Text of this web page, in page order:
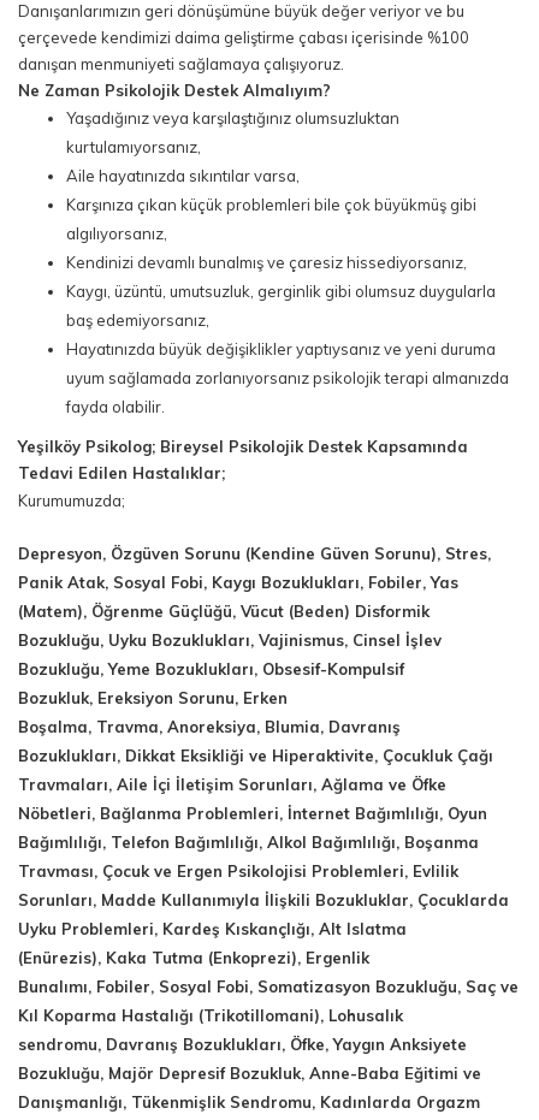
Danışanlarımızın geri dönüşümüne büyük değer veriyor ve bu
çerçevede kendimizi daima geliştirme çabası içerisinde %100
danışan menmuniyeti sağlamaya çalışıyoruz.
Ne Zaman Psikolojik Destek Almalıyım?
Yaşadığınız veya karşılaştığınız olumsuzluktan
kurtulamıyorsanız,
Aile hayatınızda sıkıntılar varsa,
Karşınıza çıkan küçük problemleri bile çok büyükmüş gibi
algılıyorsanız,
Kendinizi devamlı bunalmış ve çaresiz hissediyorsanız,
Kaygı, üzüntü, umutsuzluk, gerginlik gibi olumsuz duygularla
baş edemiyorsanız,
Hayatınızda büyük değişiklikler yaptıysanız ve yeni duruma
uyum sağlamada zorlanıyorsanız psikolojik terapi almanızda
fayda olabilir.
Yeşilköy Psikolog; Bireysel Psikolojik Destek Kapsamında
Tedavi Edilen Hastalıklar;
Kurumumuzda;
Depresyon, Özgüven Sorunu (Kendine Güven Sorunu), Stres,
Panik Atak, Sosyal Fobi, Kaygı Bozuklukları, Fobiler, Yas
(Matem), Öğrenme Güçlüğü, Vücut (Beden) Disformik
Bozukluğu, Uyku Bozuklukları, Vajinismus, Cinsel İşlev
Bozukluğu, Yeme Bozuklukları, Obsesif-Kompulsif
Bozukluk, Ereksiyon Sorunu, Erken
Boşalma, Travma, Anoreksiya, Blumia, Davranış
Bozuklukları, Dikkat Eksikliği ve Hiperaktivite, Çocukluk Çağı
Travmaları, Aile İçi İletişim Sorunları, Ağlama ve Öfke
Nöbetleri, Bağlanma Problemleri, İnternet Bağımlılığı, Oyun
Bağımlılığı, Telefon Bağımlılığı, Alkol Bağımlılığı, Boşanma
Travması, Çocuk ve Ergen Psikolojisi Problemleri, Evlilik
Sorunları, Madde Kullanımıyla İlişkili Bozukluklar, Çocuklarda
Uyku Problemleri, Kardeş Kıskançlığı, Alt Islatma
(Enürezis), Kaka Tutma (Enkoprezi), Ergenlik
Bunalımı, Fobiler, Sosyal Fobi, Somatizasyon Bozukluğu, Saç ve
Kıl Koparma Hastalığı (Trikotillomani), Lohusalık
sendromu, Davranış Bozuklukları, Öfke, Yaygın Anksiyete
Bozukluğu, Majör Depresif Bozukluk, Anne-Baba Eğitimi ve
Danışmanlığı, Tükenmişlik Sendromu, Kadınlarda Orgazm